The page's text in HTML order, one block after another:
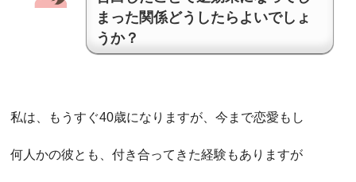
まった関係どうしたらよいでしょ
うか？
私は、もうすぐ40歳になりますが、今まで恋愛もし
何人かの彼とも、付き合ってきた経験もありますが